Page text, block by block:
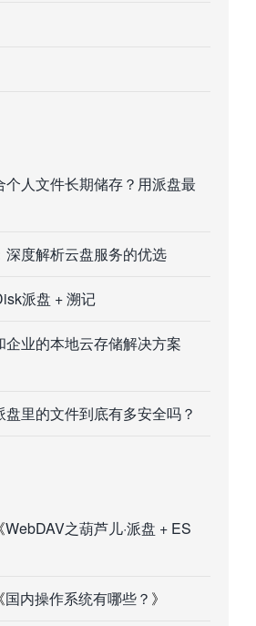
个人文件长期储存？用派盘最
深度解析云盘服务的优选
派盘 + 溯记
企业的本地云存储解决方案
里的文件到底有多安全吗？
WebDAV之葫芦儿·派盘 + ES
国内操作系统有哪些？ 》